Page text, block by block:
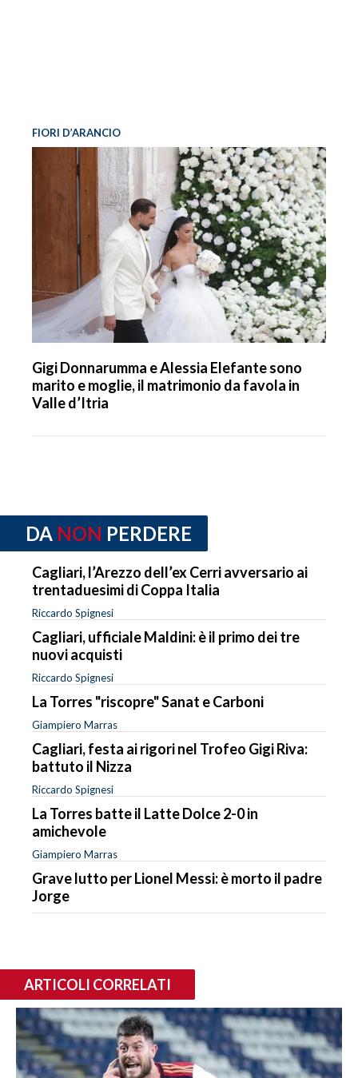
FIORI D’ARANCIO
Gigi Donnarumma e Alessia Elefante sono
marito e moglie, il matrimonio da favola in
Valle d’Itria
DA NON PERDERE
Cagliari, l’Arezzo dell’ex Cerri avversario ai
trentaduesimi di Coppa Italia
Riccardo Spignesi
Cagliari, ufficiale Maldini: è il primo dei tre
nuovi acquisti
Riccardo Spignesi
La Torres "riscopre" Sanat e Carboni
Giampiero Marras
Cagliari, festa ai rigori nel Trofeo Gigi Riva:
battuto il Nizza
Riccardo Spignesi
La Torres batte il Latte Dolce 2-0 in
amichevole
Giampiero Marras
Grave lutto per Lionel Messi: è morto il padre
Jorge
ARTICOLI CORRELATI